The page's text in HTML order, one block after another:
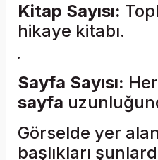
Kitap Sayısı:
hikaye kitabı.
Sayfa Sayısı:
sayfa
Görselde yer
başlıkları